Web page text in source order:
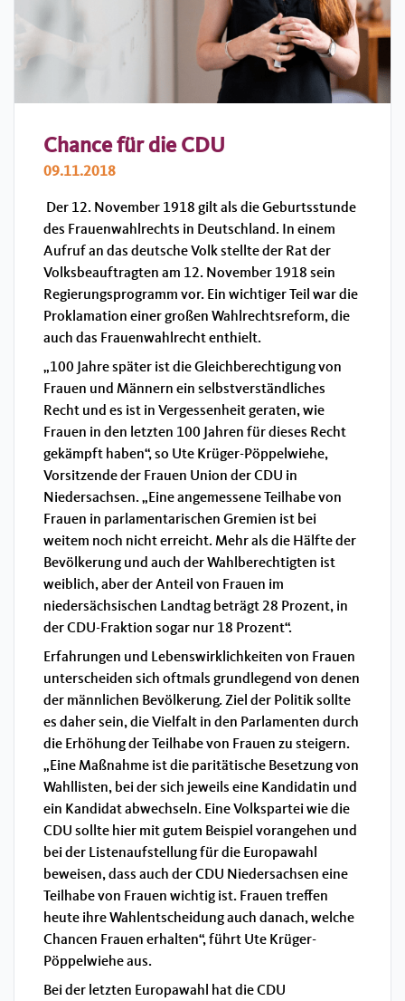
Chance für die CDU
09.11.2018
Der 12. November 1918 gilt als die Geburtsstunde
des Frauenwahlrechts in Deutschland. In einem
Aufruf an das deutsche Volk stellte der Rat der
Volksbeauftragten am 12. November 1918 sein
Regierungsprogramm vor. Ein wichtiger Teil war die
Proklamation einer großen Wahlrechtsreform, die
auch das Frauenwahlrecht enthielt.
„100 Jahre später ist die Gleichberechtigung von
Frauen und Männern ein selbstverständliches
Recht und es ist in Vergessenheit geraten, wie
Frauen in den letzten 100 Jahren für dieses Recht
gekämpft haben“, so Ute Krüger-Pöppelwiehe,
Vorsitzende der Frauen Union der CDU in
Niedersachsen. „Eine angemessene Teilhabe von
Frauen in parlamentarischen Gremien ist bei
weitem noch nicht erreicht. Mehr als die Hälfte der
Bevölkerung und auch der Wahlberechtigten ist
weiblich, aber der Anteil von Frauen im
niedersächsischen Landtag beträgt 28 Prozent, in
der CDU-Fraktion sogar nur 18 Prozent“.
Erfahrungen und Lebenswirklichkeiten von Frauen
unterscheiden sich oftmals grundlegend von denen
der männlichen Bevölkerung. Ziel der Politik sollte
es daher sein, die Vielfalt in den Parlamenten durch
die Erhöhung der Teilhabe von Frauen zu steigern.
„Eine Maßnahme ist die paritätische Besetzung von
Wahllisten, bei der sich jeweils eine Kandidatin und
ein Kandidat abwechseln. Eine Volkspartei wie die
CDU sollte hier mit gutem Beispiel vorangehen und
bei der Listenaufstellung für die Europawahl
beweisen, dass auch der CDU Niedersachsen eine
Teilhabe von Frauen wichtig ist. Frauen treffen
heute ihre Wahlentscheidung auch danach, welche
Chancen Frauen erhalten“, führt Ute Krüger-
Pöppelwiehe aus.
Bei der letzten Europawahl hat die CDU